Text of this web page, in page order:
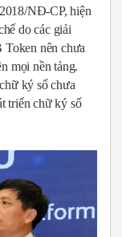
NĐ-CP, hiện
do các giải
nên chưa
mọi nền tảng.
ký số chưa
triển chữ ký số